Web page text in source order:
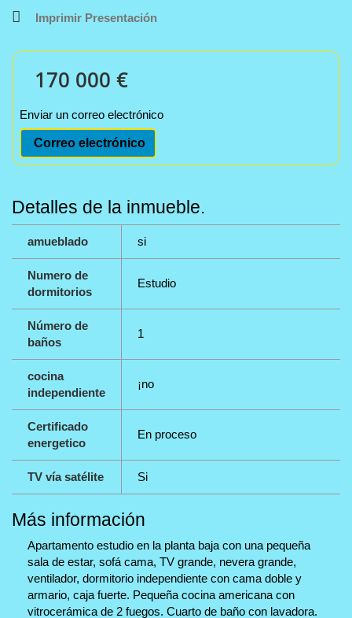
Imprimir Presentación
170 000 €
Enviar un correo electrónico
Correo electrónico
Detalles de la inmueble.
amueblado si
Numero de
dormitorios
Estudio
Número de
baños
1
cocina
independiente
¡no
Certificado
energetico
En proceso
TV vía satélite Si
Más información
Apartamento estudio en la planta baja con una pequeña
sala de estar, sofá cama, TV grande, nevera grande,
ventilador, dormitorio independiente con cama doble y
armario, caja fuerte. Pequeña cocina americana con
vitrocerámica de 2 fuegos. Cuarto de baño con lavadora.